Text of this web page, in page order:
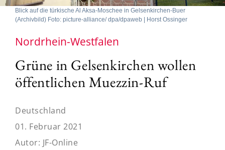
Blick auf die türkische Al Aksa-Moschee in Gelsenkirchen-Buer
(Archivbild) Foto: picture-alliance/ dpa/dpaweb | Horst Ossinger
Nordrhein-Westfalen
Grüne in Gelsenkirchen wollen
öffentlichen Muezzin-Ruf
Deutschland
01. Februar 2021
Autor: JF-Online